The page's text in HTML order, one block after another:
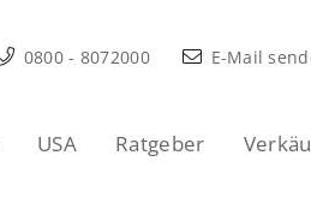
0800 - 8072000 E-Mail
USA Ratgeber